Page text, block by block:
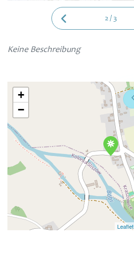
2/ 3
Keine Beschreibung
+
−
Leaflet